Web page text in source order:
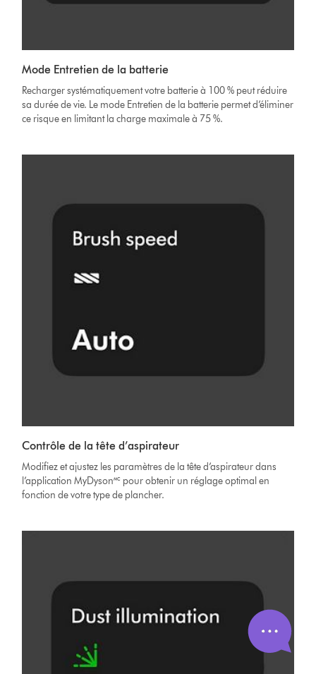
Mode Entretien de la batterie
Recharger systématiquement votre batterie à 100 % peut réduire
sa durée de vie. Le mode Entretien de la batterie permet d’éliminer
ce risque en limitant la charge maximale à 75 %.
Contrôle de la tête d’aspirateur
Modifiez et ajustez les paramètres de la tête d’aspirateur dans
l’application MyDyson🅪 pour obtenir un réglage optimal en
fonction de votre type de plancher.